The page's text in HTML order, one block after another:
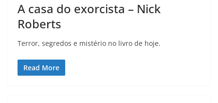
A casa do exorcista – Nick
Roberts
Terror, segredos e mistério no livro de hoje.
Read More